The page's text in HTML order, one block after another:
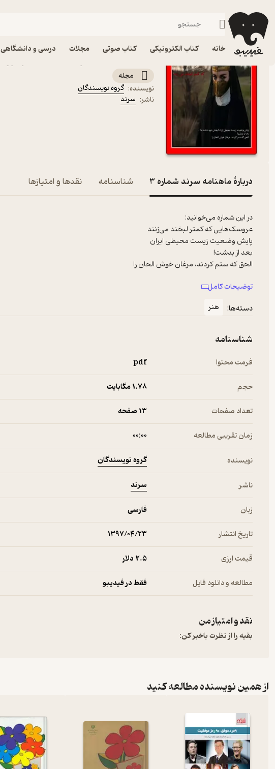
خانه کتاب الکترونیکی کتاب صوتی مجلات درسی و دانشگاهی
فیدیبو مجله و نشریه
مجله
نویسنده: گروه نویسندگان
ناشر: سرند
دربارۀ ماهنامه سرند شماره 3 شناسنامه نقدها و امتیازها
توضیحات کامل
دسته‌ها:
هنر
شناسنامه
فرمت محتوا pdf
حجم 1.۷۸ مگابایت
تعداد صفحات 13 صفحه
زمان تقریبی مطالعه ۰۰:۰۰
نویسنده گروه نویسندگان
ناشر سرند
زبان فارسی
تاریخ انتشار ۱۳۹۷/۰۴/۲۳
قیمت ارزی 2.۵ دلار
مطالعه و دانلود فایل فقط در فیدیبو
نقد و امتیاز من
بقیه را از نظرت باخبر کن:
از همین نویسنده مطالعه کنید